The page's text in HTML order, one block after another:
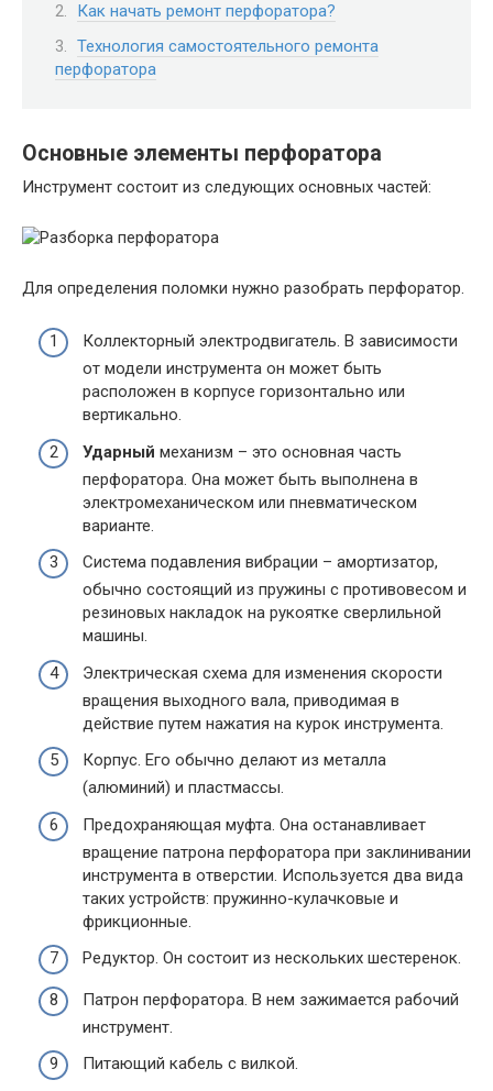
Как начать ремонт перфоратора?
Технология самостоятельного ремонта
перфоратора
Основные элементы перфоратора
Инструмент состоит из следующих основных частей:
Для определения поломки нужно разобрать перфоратор.
Коллекторный электродвигатель. В зависимости
от модели инструмента он может быть
расположен в корпусе горизонтально или
вертикально.
Ударный механизм – это основная часть
перфоратора. Она может быть выполнена в
электромеханическом или пневматическом
варианте.
Система подавления вибрации – амортизатор,
обычно состоящий из пружины с противовесом и
резиновых накладок на рукоятке сверлильной
машины.
Электрическая схема для изменения скорости
вращения выходного вала, приводимая в
действие путем нажатия на курок инструмента.
Корпус. Его обычно делают из металла
(алюминий) и пластмассы.
Предохраняющая муфта. Она останавливает
вращение патрона перфоратора при заклинивании
инструмента в отверстии. Используется два вида
таких устройств: пружинно-кулачковые и
фрикционные.
Редуктор. Он состоит из нескольких шестеренок.
Патрон перфоратора. В нем зажимается рабочий
инструмент.
Питающий кабель с вилкой.